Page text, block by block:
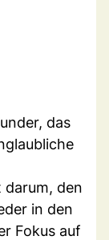
das
den
in den
Fokus auf